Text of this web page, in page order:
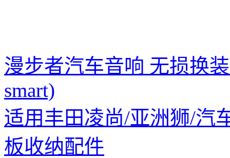
漫步者汽车音响 无损换
smart)
适用丰田凌尚/亚洲狮/汽
板收纳配件